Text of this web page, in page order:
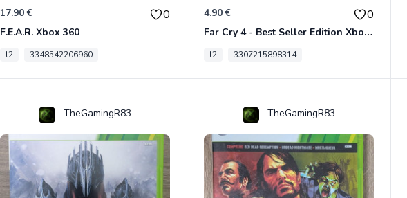
17.90 € 0
F.E.A.R. Xbox 360
l2 3348542206960
4.90 € 0
Far Cry 4 - Best Seller Edition Xbox 360
l2 3307215898314
TheGamingR83 TheGamingR83